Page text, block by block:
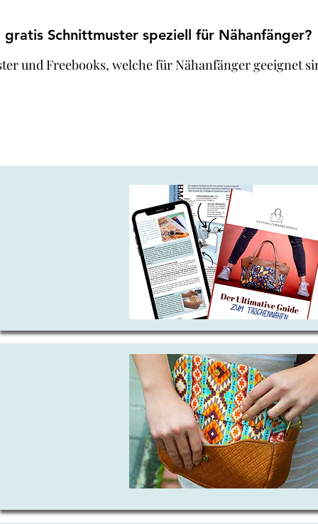
Schnittmuster speziell für Nähanfänger?
und Freebooks, welche für Nähanfänger